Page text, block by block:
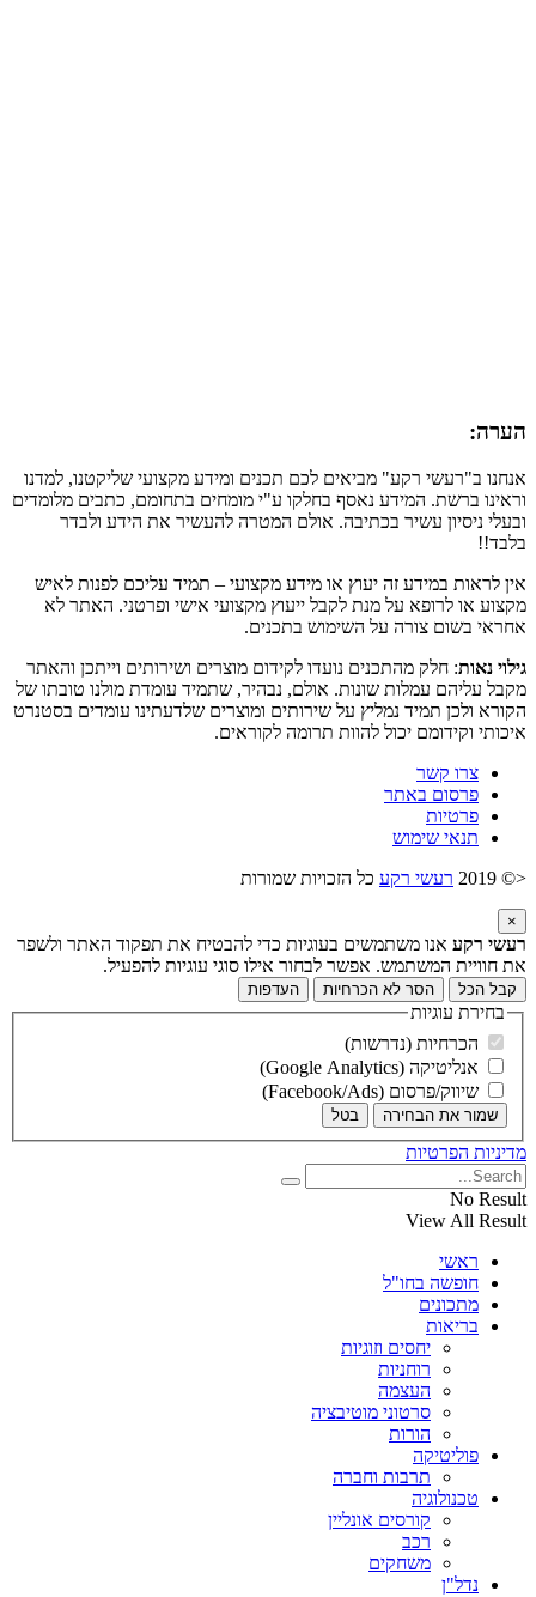
הערה:
אנחנו ב"רעשי רקע" מביאים לכם תכנים ומידע מקצועי שליקטנו, למדנו
וראינו ברשת. המידע נאסף בחלקו ע"י מומחים בתחומם, כתבים מלומדים
ובעלי ניסיון עשיר בכתיבה. אולם המטרה להעשיר את הידע ולבדר
בלבד!!
אין לראות במידע זה יעוץ או מידע מקצועי – תמיד עליכם לפנות לאיש
מקצוע או לרופא על מנת לקבל ייעוץ מקצועי אישי ופרטני. האתר לא
אחראי בשום צורה על השימוש בתכנים.
גילוי נאות: חלק מהתכנים נועדו לקידום מוצרים ושירותים וייתכן והאתר
מקבל עליהם עמלות שונות. אולם, נבהיר, שתמיד עומדת מולנו טובתו של
הקורא ולכן תמיד נמליץ על שירותים ומוצרים שלדעתינו עומדים בסטנרט
איכותי וקידומם יכול להוות תרומה לקוראים.
צרו קשר
פרסום באתר
פרטיות
תנאי שימוש
<© 2019
רעשי רקע כל הזכויות שמורות
×
רעשי רקע אנו משתמשים בעוגיות כדי להבטיח את תפקוד האתר ולשפר
את חוויית המשתמש. אפשר לבחור אילו סוגי עוגיות להפעיל.
קבל הכל הסר לא הכרחיות העדפות
בחירת עוגיות
הכרחיות (נדרשות)
אנליטיקה (Google Analytics)
שיווק/פרסום (Facebook/Ads)
שמור את הבחירה בטל
מדיניות הפרטיות
No Result
View All Result
ראשי
חופשה בחו"ל
מתכונים
בריאות
יחסים וזוגיות
רוחניות
העצמה
סרטוני מוטיבציה
הורות
פוליטיקה
תרבות וחברה
טכנולוגיה
קורסים אונליין
רכב
משחקים
נדל"ן